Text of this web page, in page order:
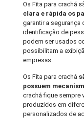
Os Fita para crachá
clara e rápida os
garantir a
identificação de
podem ser usados
possibilitam a
empresas.
Os Fita para crachá
possuem
crachá fique sempre
produzidos em
personalizados de